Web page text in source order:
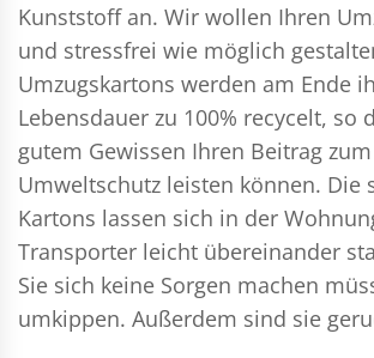
Kunststoff an. Wir wollen Ihren
und stressfrei wie möglich
Umzugskartons werden am Ende
Lebensdauer zu 100% recycelt, so
gutem Gewissen Ihren Beitrag zum
Umweltschutz leisten können. Die
Kartons lassen sich in der
Transporter leicht übereinander
Sie sich keine Sorgen machen
umkippen. Außerdem sind sie